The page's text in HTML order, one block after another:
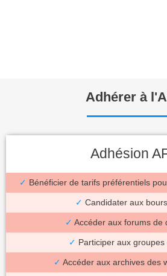
Adhérer à
Adhésion
✓ Bénéficier de tarifs préférentiels
✓ Candidater aux
✓ Accéder aux forums de
✓ Participer aux groupes
✓ Accéder aux archives des